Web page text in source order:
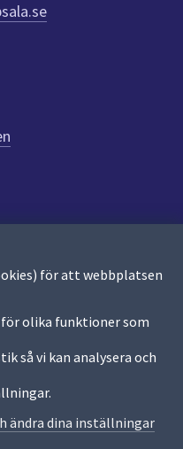
för att webbplatsen
olika funktioner som
så vi kan analysera och
ändra dina inställningar